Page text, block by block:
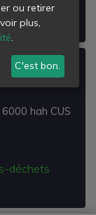
Mobile
hah CUS
déchets
ou retirer
plus,
.
C'est bon.